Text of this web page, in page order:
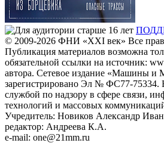
© 2009-2026 ФHИ «XXI век» Все
Публикация материалов возможна
обязательной ссылки на источник:
автора. Сетевое издание «Машины и
зарегистрировано Эл № ФС77-75334.
службой по надзору в сфере связи,
технологий и массовых
Учредитель: Новиков Александр
редактор: Андреева К.А.
e-mail: one@21mm.ru